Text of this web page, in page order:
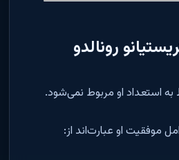
رونالدو
به استعداد او مربوط نمی‌شود.
موفقیت او عبارت‌اند از: